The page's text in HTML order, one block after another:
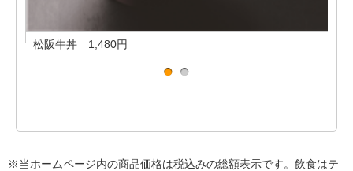
松阪牛丼 1,480円
※当ホームページ内の商品価格は税込みの総額表示です。飲食はテ